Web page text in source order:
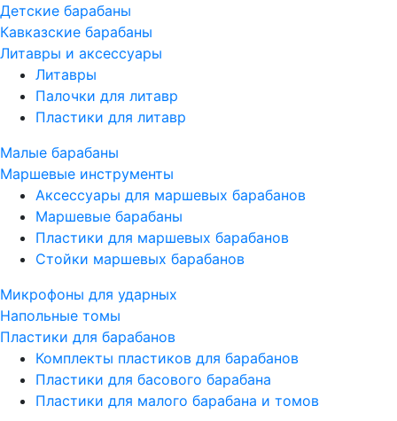
Детские барабаны
Кавказские барабаны
Литавры и аксессуары
Литавры
Палочки для литавр
Пластики для литавр
Малые барабаны
Маршевые инструменты
Аксессуары для маршевых барабанов
Маршевые барабаны
Пластики для маршевых барабанов
Стойки маршевых барабанов
Микрофоны для ударных
Напольные томы
Пластики для барабанов
Комплекты пластиков для барабанов
Пластики для басового барабана
Пластики для малого барабана и томов